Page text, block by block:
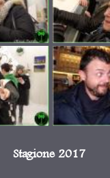
Stagione 2017